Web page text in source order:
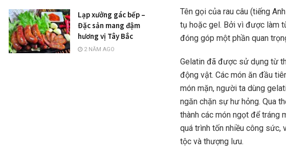
Tên gọi của rau câu (tiếng
tụ hoặc gel. Bởi vì được làm
đóng góp một phần quan
Gelatin đã được sử dụng từ
động vật. Các món ăn đầu
món mặn, người ta dùng
ngăn chặn sự hư hỏng. Qua
thành các món ngọt để tráng
quá trình tốn nhiều công
tộc và thượng lưu.
Lạp xưởng gác bếp –
Đặc sản mang đậm
hương vị Tây Bắc
2 NĂM AGO